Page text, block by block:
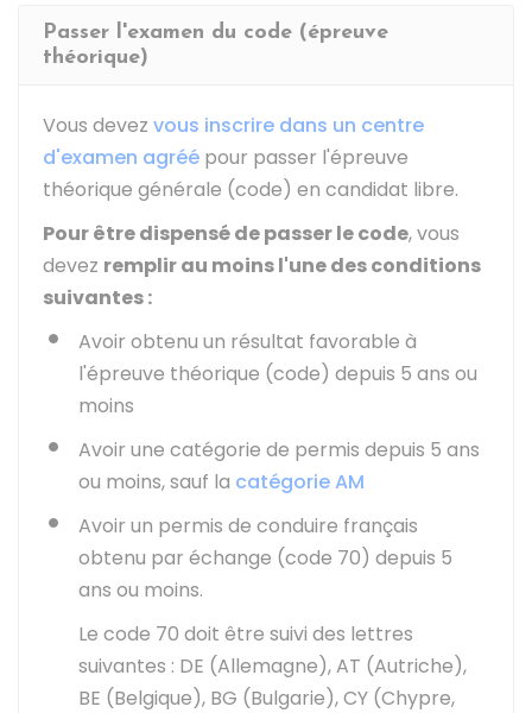
Passer l'examen du code (épreuve
théorique)
Vous devez vous inscrire dans un centre
d'examen agréé pour passer l'épreuve
théorique générale (code) en candidat libre.
Pour être dispensé de passer le code, vous
devez remplir au moins l'une des conditions
suivantes :
Avoir obtenu un résultat favorable à
l'épreuve théorique (code) depuis 5 ans ou
moins
Avoir une catégorie de permis depuis 5 ans
ou moins, sauf la catégorie AM
Avoir un permis de conduire français
obtenu par échange (code 70) depuis 5
ans ou moins.
Le code 70 doit être suivi des lettres
suivantes : DE (Allemagne), AT (Autriche),
BE (Belgique), BG (Bulgarie), CY (Chypre,